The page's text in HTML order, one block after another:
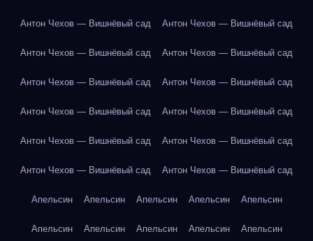
Антон Чехов — Вишнёвый сад Антон Чехов — Вишнёвый сад
Антон Чехов — Вишнёвый сад Антон Чехов — Вишнёвый сад
Антон Чехов — Вишнёвый сад Антон Чехов — Вишнёвый сад
Антон Чехов — Вишнёвый сад Антон Чехов — Вишнёвый сад
Антон Чехов — Вишнёвый сад Антон Чехов — Вишнёвый сад
Антон Чехов — Вишнёвый сад Антон Чехов — Вишнёвый сад
Апельсин Апельсин Апельсин Апельсин Апельсин
Апельсин Апельсин Апельсин Апельсин Апельсин